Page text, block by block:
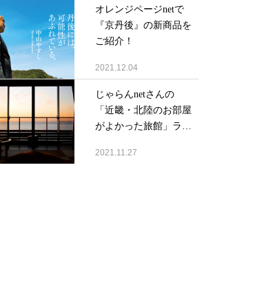
オレンジページnetで
『京丹後』の新商品を
ご紹介！
2021.12.04
じゃらんnetさんの
「近畿・北陸のお部屋
がよかった旅館」ラ
2021.11.27